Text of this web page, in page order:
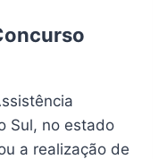
Sul, no estado
a realização de